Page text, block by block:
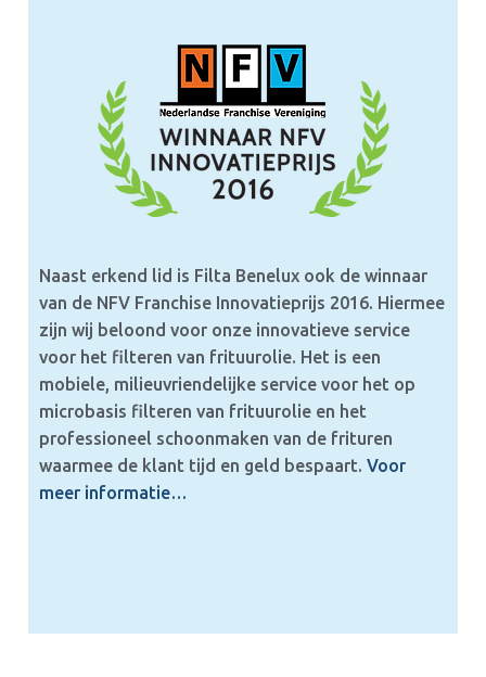
Naast erkend lid is Filta Benelux ook de winnaar
van de NFV Franchise Innovatieprijs 2016. Hiermee
zijn wij beloond voor onze innovatieve service
voor het filteren van frituurolie. Het is een
mobiele, milieuvriendelijke service voor het op
microbasis filteren van frituurolie en het
professioneel schoonmaken van de frituren
waarmee de klant tijd en geld bespaart. Voor
meer informatie…